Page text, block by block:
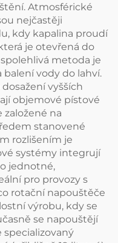
Atmosférické
nejčastěji
kdy kapalina proudí
je otevřená do
metoda je
vody do lahví.
vyšších
objemové pístové
na
stanovené
rozlišením je
systémy integrují
jednotné,
pro provozy s
rotační napouštěče
výrobu, kdy se
se napouštějí
specializovaný